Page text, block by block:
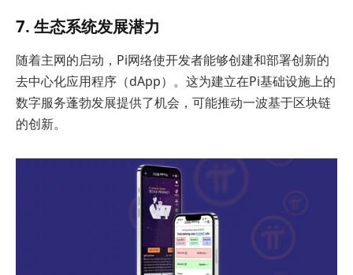
7. 生态系统发展潜力
随着主网的启动，Pi网络使开发者能够创建和部署创新的
去中心化应用程序（dApp）。这为建立在Pi基础设施上的
数字服务蓬勃发展提供了机会，可能推动一波基于区块链
的创新。